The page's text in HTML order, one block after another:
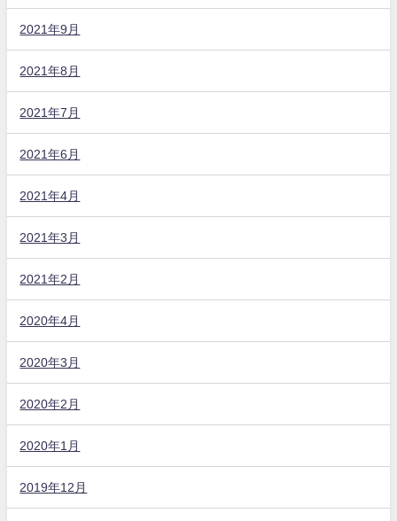
2021年9月
2021年8月
2021年7月
2021年6月
2021年4月
2021年3月
2021年2月
2020年4月
2020年3月
2020年2月
2020年1月
2019年12月